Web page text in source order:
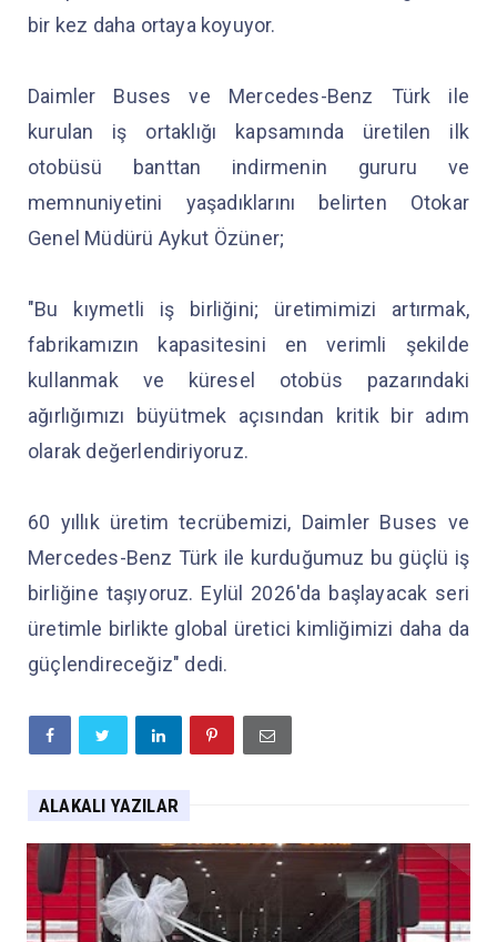
bir kez daha ortaya koyuyor.
Daimler Buses ve Mercedes-Benz Türk ile
kurulan iş ortaklığı kapsamında üretilen ilk
otobüsü banttan indirmenin gururu ve
memnuniyetini yaşadıklarını belirten Otokar
Genel Müdürü Aykut Özüner;
"Bu kıymetli iş birliğini; üretimimizi artırmak,
fabrikamızın kapasitesini en verimli şekilde
kullanmak ve küresel otobüs pazarındaki
ağırlığımızı büyütmek açısından kritik bir adım
olarak değerlendiriyoruz.
60 yıllık üretim tecrübemizi, Daimler Buses ve
Mercedes-Benz Türk ile kurduğumuz bu güçlü iş
birliğine taşıyoruz. Eylül 2026'da başlayacak seri
üretimle birlikte global üretici kimliğimizi daha da
güçlendireceğiz" dedi.
ALAKALI YAZILAR